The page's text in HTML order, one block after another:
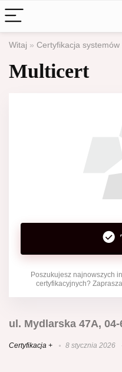
Witaj » Certyfikacja systemów
Multicert
Poszukujesz najnowszych
certyfikacyjnych?
ul. Mydlarska 47A,
Certyfikacja + 8 stycznia 2026